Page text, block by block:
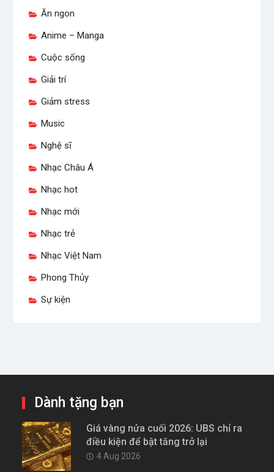
Ăn ngon
Anime – Manga
Cuộc sống
Giải trí
Giảm stress
Music
Nghệ sĩ
Nhạc Châu Á
Nhạc hot
Nhạc mới
Nhạc trẻ
Nhạc Việt Nam
Phong Thủy
Sự kiện
Dành tặng bạn
Giá vàng nửa cuối 2026: UBS chỉ ra
điều kiện để bật tăng trở lại
4 Aug 2026